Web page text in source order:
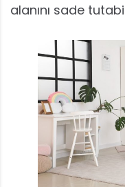
alanını sade